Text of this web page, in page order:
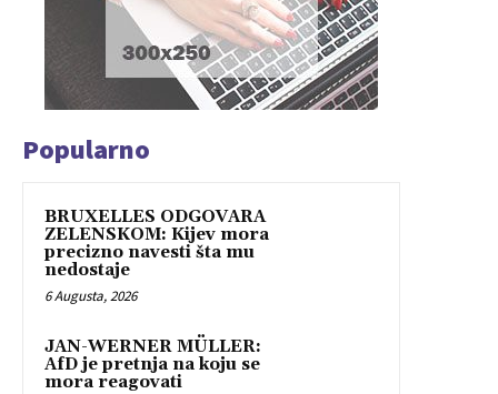
Popularno
BRUXELLES ODGOVARA
ZELENSKOM: Kijev mora
precizno navesti šta mu
nedostaje
6 Augusta, 2026
JAN-WERNER MÜLLER:
AfD je pretnja na koju se
mora reagovati